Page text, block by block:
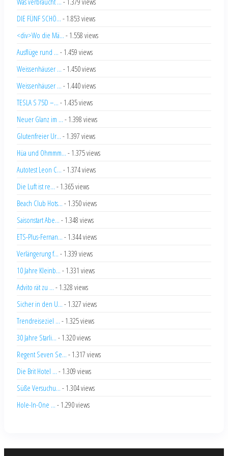
DIE FÜNF SCHÖ... - 1.853 views
<div>Wo die Mä... - 1.558 views
Ausflüge rund ... - 1.459 views
Weissenhäuser ... - 1.450 views
Weissenhäuser ... - 1.440 views
TESLA S 75D –... - 1.435 views
Neuer Glanz im ... - 1.398 views
Glutenfreier Ur... - 1.397 views
Hüa und Ohmmm... - 1.375 views
Autotest Leon C... - 1.374 views
Die Luft ist re... - 1.365 views
Beach Club Hots... - 1.350 views
Saisonstart Abe... - 1.348 views
ETS-Plus-Fernan... - 1.344 views
Verlängerung f... - 1.339 views
10 Jahre Kleinb... - 1.331 views
Advito rät zu ... - 1.328 views
Sicher in den U... - 1.327 views
Trendreiseziel ... - 1.325 views
30 Jahre Starli... - 1.320 views
Regent Seven Se... - 1.317 views
Die Brit Hotel ... - 1.309 views
Süße Versuchu... - 1.304 views
Hole-In-One ... - 1.290 views